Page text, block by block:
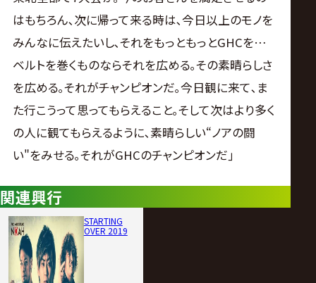
はもちろん､次に帰って来る時は､今日以上のモノを
みんなに伝えたいし､それをもっともっとGHCを…
ベルトを巻くものならそれを広める｡その素晴らしさ
を広める｡それがチャンピオンだ｡今日観に来て､ま
た行こうって思ってもらえること｡そして次はより多く
の人に観てもらえるように､素晴らしい“ノアの闘
い"をみせる｡それがGHCのチャンピオンだ｣
関連興行
STARTING
OVER 2019